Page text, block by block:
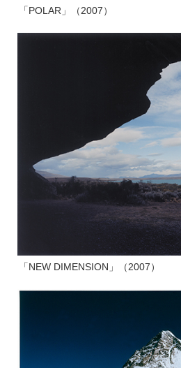
「POLAR」（2007）
「NEW DIMENSION」（2007）